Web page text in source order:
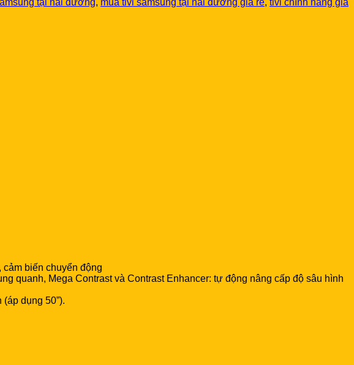
cảm biến chuyển động
quanh, Mega Contrast và Contrast Enhancer: tự động nâng cấp độ sâu hình
dụng 50”).